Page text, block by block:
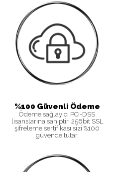
%100 Güvenli Ödeme
Ödeme sağlayıcı PCI-DSS
lisanslarına sahiptir. 256bit SSL
şifreleme sertifikası sizi %100
güvende tutar.